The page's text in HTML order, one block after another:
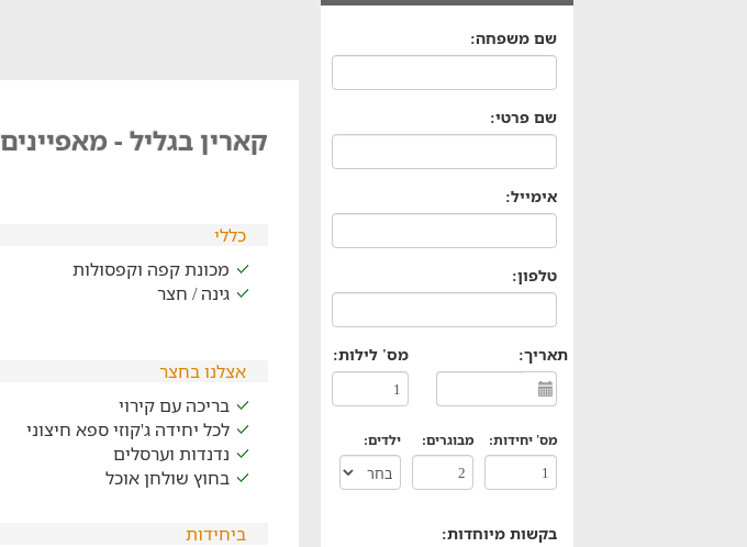
שם משפחה:
שם פרטי:
אימייל:
טלפון:
תאריך: מס' לילות:
מס' יחידות: מבוגרים: ילדים:
בקשות מיוחדות:
קארין בגליל - מאפיינים
כללי
מכונת קפה וקפסולות
גינה / חצר
אצלנו בחצר
בריכה עם קירוי
לכל יחידה ג'קוזי ספא חיצוני
נדנדות וערסלים
בחוץ שולחן אוכל
ביחידות